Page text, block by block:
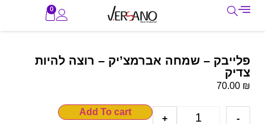
0
פלייבק – שמחה אברמצ’יק – רוצה להיות
צדיק
70.00 ₪
-
+
Add To cart